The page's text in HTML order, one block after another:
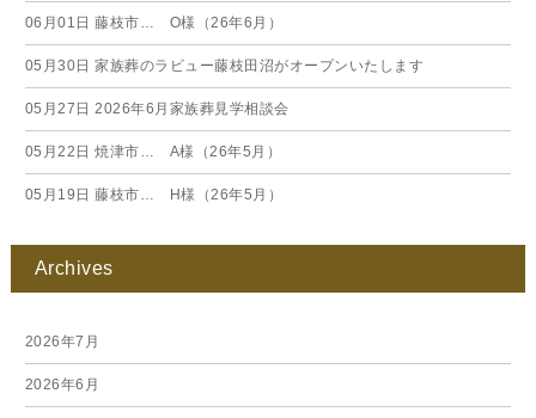
06月01日 藤枝市… O様（26年6月）
05月30日 家族葬のラビュー藤枝田沼がオープンいたします
05月27日 2026年6月家族葬見学相談会
05月22日 焼津市… A様（26年5月）
05月19日 藤枝市… H様（26年5月）
Archives
2026年7月
2026年6月